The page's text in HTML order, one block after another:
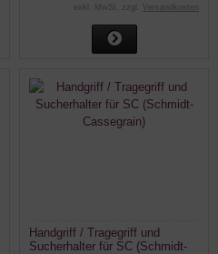
exkl. MwSt. zzgl. Versandkosten
Handgriff / Tragegriff und
Sucherhalter für SC (Schmidt-